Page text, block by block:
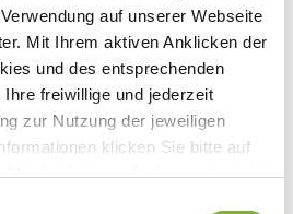
auf unserer Webseite
Mit Ihrem aktiven Anklicken der
und des entsprechenden
freiwillige und jederzeit
zur Nutzung der jeweiligen
klicken Sie bitte auf
Möglichkeit zur Änderung besteht
Brühl